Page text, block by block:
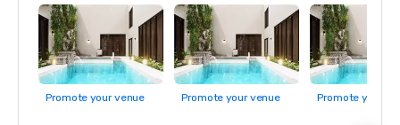
Promote your venue Promote your venue Promote your